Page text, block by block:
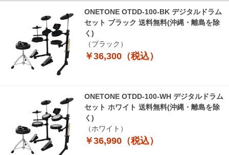
ONETONE OTDD-100-BK デジタルドラム
セット ブラック 送料無料(沖縄・離島を除
く)
（ブラック）
￥36,300（税込）
ONETONE OTDD-100-WH デジタルドラム
セット ホワイト 送料無料(沖縄・離島を除
く)
（ホワイト）
￥36,990（税込）